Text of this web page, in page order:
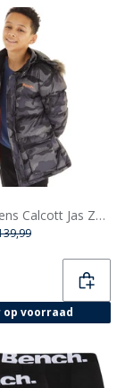
Bench Jongens Calcott Jas Zwart Digi Camo
op voorraad